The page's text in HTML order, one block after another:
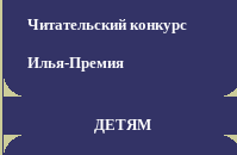
Читательский конкурс
Илья-Премия
ДЕТЯМ